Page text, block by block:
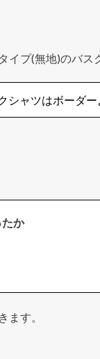
プ(無地)のバス
シャツはボーダー
か
ます。